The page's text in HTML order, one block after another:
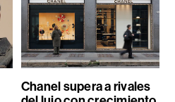
Chanel supera a rivales